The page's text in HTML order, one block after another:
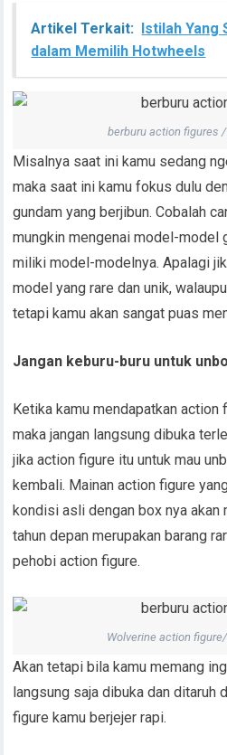
Artikel Terkait: Istilah Yang
dalam Memilih Hotwheels
berburu action figures
Misalnya saat ini kamu sedang
maka saat ini kamu fokus dulu
gundam yang berjibun. Cobalah
mungkin mengenai model-model
miliki model-modelnya. Apalagi
model yang rare dan unik,
tetapi kamu akan sangat puas
Jangan keburu-buru untuk
Ketika kamu mendapatkan action
maka jangan langsung dibuka
jika action figure itu untuk mau
kembali. Mainan action figure
kondisi asli dengan box nya akan
tahun depan merupakan barang
pehobi action figure.
Wolverine action
Akan tetapi bila kamu memang
langsung saja dibuka dan ditaruh
figure kamu berjejer rapi.